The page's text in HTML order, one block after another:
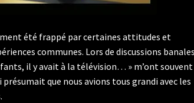
été frappé par certaines attitudes et
communes. Lors de discussions
il y avait à la télévision… » m’ont souvent
que nous avions tous grandi avec les